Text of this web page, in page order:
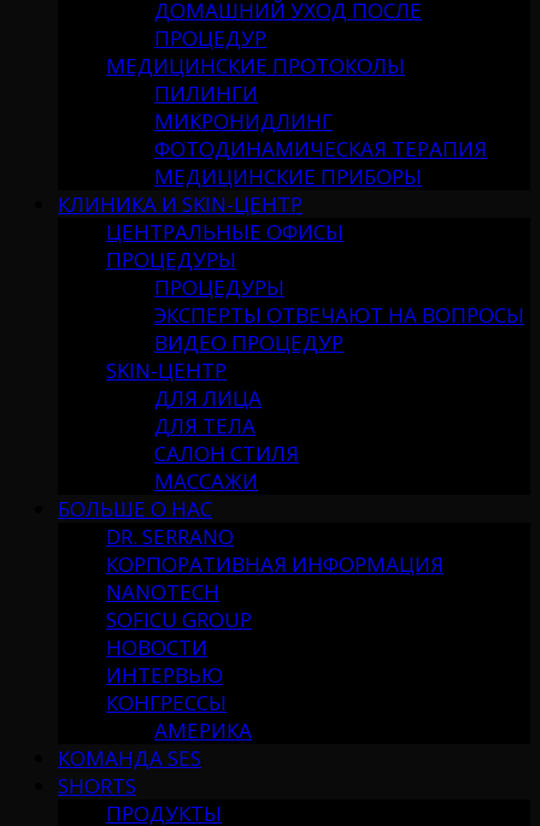
ДОМАШНИЙ УХОД ПОСЛЕ
ПРОЦЕДУР
МЕДИЦИНСКИЕ ПРОТОКОЛЫ
ПИЛИНГИ
МИКРОНИДЛИНГ
ФОТОДИНАМИЧЕСКАЯ ТЕРАПИЯ
МЕДИЦИНСКИЕ ПРИБОРЫ
КЛИНИКА И SKIN-ЦЕНТР
ЦЕНТРАЛЬНЫЕ ОФИСЫ
ПРОЦЕДУРЫ
ПРОЦЕДУРЫ
ЭКСПЕРТЫ ОТВЕЧАЮТ НА ВОПРОСЫ
ВИДЕО ПРОЦЕДУР
SKIN-ЦЕНТР
ДЛЯ ЛИЦА
ДЛЯ ТЕЛА
САЛОН СТИЛЯ
МАССАЖИ
БОЛЬШЕ О НАС
DR. SERRANO
КОРПОРАТИВНАЯ ИНФОРМАЦИЯ
NANOTECH
SOFICU GROUP
НОВОСТИ
ИНТЕРВЬЮ
КОНГРЕССЫ
АМЕРИКА
КОМАНДА SES
SHORTS
ПРОДУКТЫ